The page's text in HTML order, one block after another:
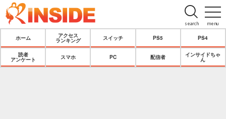
menu
search
ホーム
アクセス
ランキング
スイッチ PS5 PS4
読者
アンケート
スマホ PC 配信者
インサイドちゃ
ん